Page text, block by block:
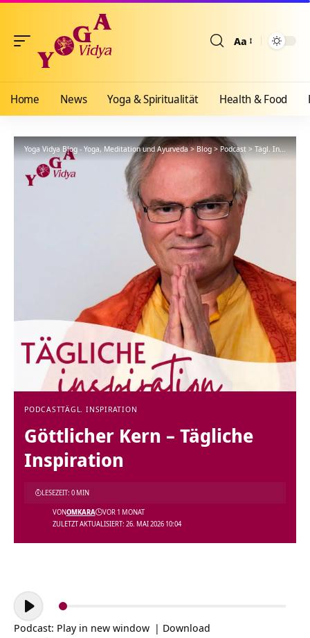
Aa
Home News Yoga & Spiritualität Health & Food
Yoga Vidya Blog - Yoga, Meditation und Ayurveda>Blog>Podcast>Tägl. Inspiration
PODCASTTÄGL. INSPIRATION
Göttlicher Kern – Tägliche
Inspiration
ZULETZT AKTUALISIERT: 26. MAI 2026 10:04
VONOMKARA VOR 1 MONAT
LESEZEIT: 0 MIN
Audio-
Player
Podcast: Play in new window | Download